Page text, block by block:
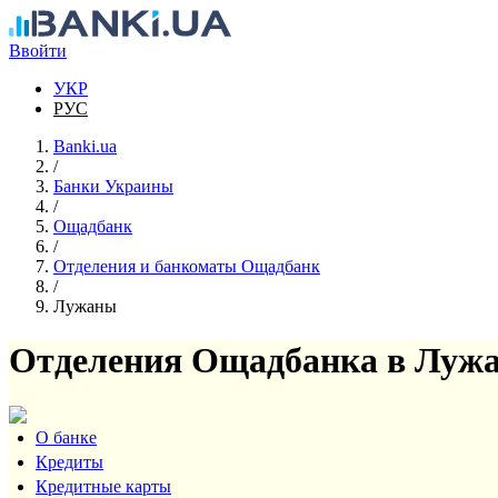
Перейти к основному содержанию
Ввойти
УКР
РУС
Banki.ua
/
Банки Украины
/
Ощадбанк
/
Отделения и банкоматы Ощадбанк
/
Лужаны
Отделения Ощадбанка в
О банке
Кредиты
Кредитные карты